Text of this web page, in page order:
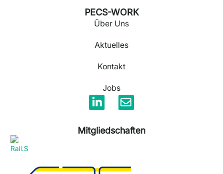
PECS-WORK
Über Uns
Aktuelles
Kontakt
Jobs
Mitgliedschaften